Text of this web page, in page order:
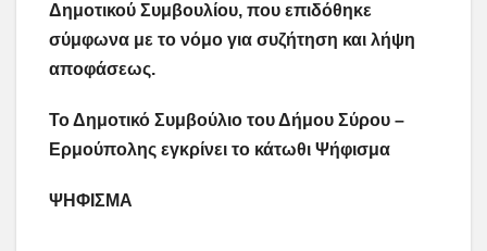
Δημοτικού Συμβουλίου, που επιδόθηκε
σύμφωνα με το νόμο για συζήτηση και λήψη
αποφάσεως.
Το Δημοτικό Συμβούλιο του Δήμου Σύρου –
Ερμούπολης εγκρίνει το κάτωθι Ψήφισμα
ΨΗΦΙΣΜΑ